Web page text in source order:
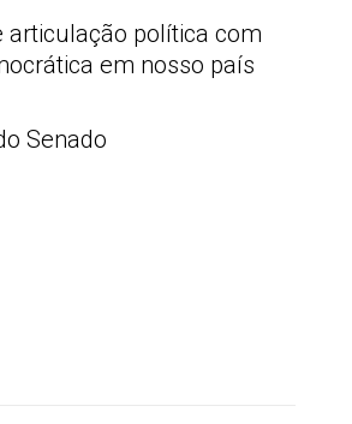
articulação política com
em nosso país
Senado